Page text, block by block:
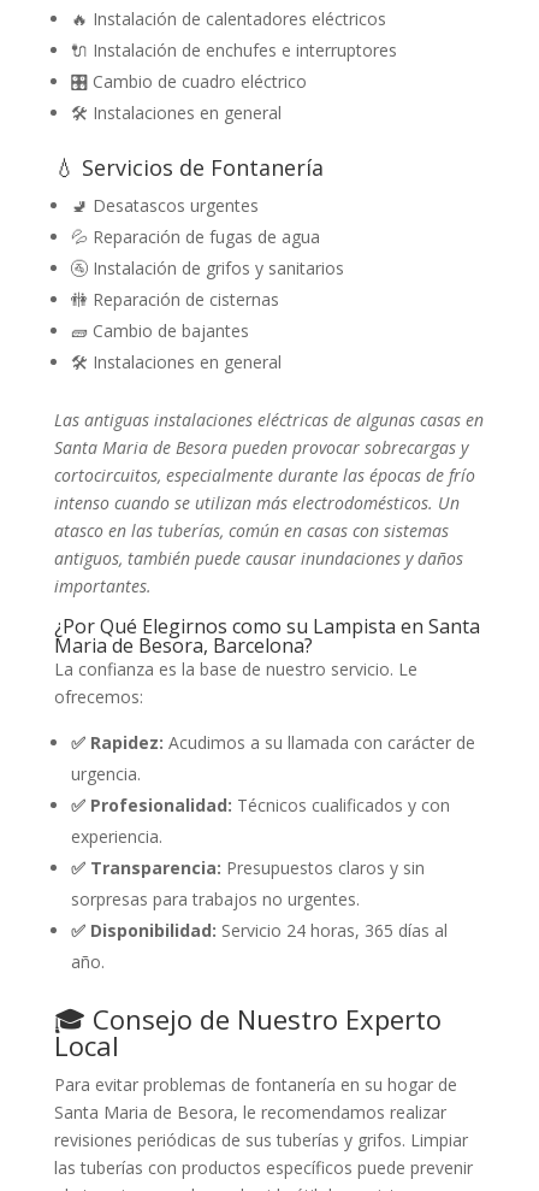
🔥 Instalación de calentadores eléctricos
🔌 Instalación de enchufes e interruptores
🎛️ Cambio de cuadro eléctrico
🛠️ Instalaciones en general
💧 Servicios de Fontanería
🚽 Desatascos urgentes
💦 Reparación de fugas de agua
🚰 Instalación de grifos y sanitarios
🚻 Reparación de cisternas
🧱 Cambio de bajantes
🛠️ Instalaciones en general
Las antiguas instalaciones eléctricas de algunas casas en
Santa Maria de Besora pueden provocar sobrecargas y
cortocircuitos, especialmente durante las épocas de frío
intenso cuando se utilizan más electrodomésticos. Un
atasco en las tuberías, común en casas con sistemas
antiguos, también puede causar inundaciones y daños
importantes.
¿Por Qué Elegirnos como su Lampista en Santa
Maria de Besora, Barcelona?
La confianza es la base de nuestro servicio. Le
ofrecemos:
✅ Rapidez: Acudimos a su llamada con carácter de
urgencia.
✅ Profesionalidad: Técnicos cualificados y con
experiencia.
✅ Transparencia: Presupuestos claros y sin
sorpresas para trabajos no urgentes.
✅ Disponibilidad: Servicio 24 horas, 365 días al
año.
🎓 Consejo de Nuestro Experto
Local
Para evitar problemas de fontanería en su hogar de
Santa Maria de Besora, le recomendamos realizar
revisiones periódicas de sus tuberías y grifos. Limpiar
las tuberías con productos específicos puede prevenir